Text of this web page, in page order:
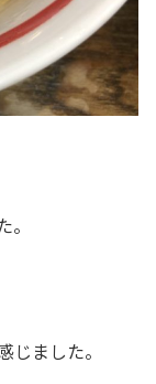
ました。